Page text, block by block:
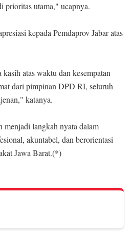
prioritas utama," ucapnya.
kepada Pemdaprov Jabar atas
atas waktu dan kesempatan
dari pimpinan DPD RI, seluruh
katanya.
menjadi langkah nyata dalam
akuntabel, dan berorientasi
Jawa Barat.(*)